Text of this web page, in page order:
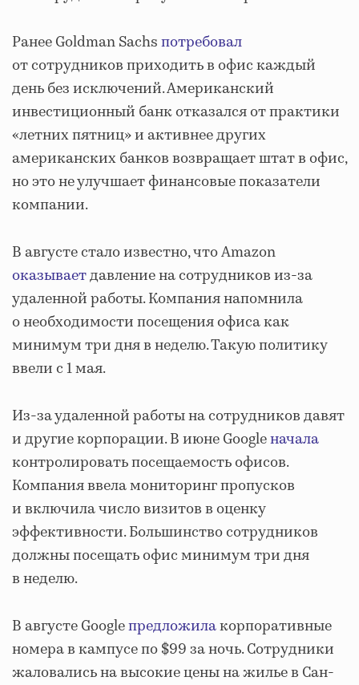
Ранее Goldman Sachsпотребовал
от сотрудников приходить в офис каждый
день без исключений. Американский
инвестиционный банк отказался от практики
«летних пятниц» и активнее других
американских банков возвращает штат в офис,
но это не улучшает финансовые показатели
компании.
В августе стало известно, что Amazon
оказываетдавление на сотрудников из-за
удаленной работы. Компания напомнила
о необходимости посещения офиса как
минимум три дня в неделю. Такую политику
ввели с 1 мая.
Из-за удаленной работы на сотрудников давят
и другие корпорации. В июне Googleначала
контролировать посещаемость офисов.
Компания ввела мониторинг пропусков
и включила число визитов в оценку
эффективности. Большинство сотрудников
должны посещать офис минимум три дня
в неделю.
В августе Googleпредложилакорпоративные
номера в кампусе по $99 за ночь. Сотрудники
жаловались на высокие цены на жилье в Сан-